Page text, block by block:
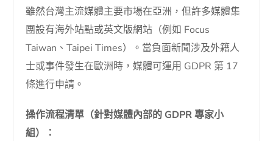
雖然台灣主流媒體主要市場在亞洲，但許多媒體集
團設有海外站點或英文版網站（例如 Focus
Taiwan、Taipei Times）。當負面新聞涉及外籍人
士或事件發生在歐洲時，媒體可運用 GDPR 第 17
條進行申請。
操作流程清單（針對媒體內部的 GDPR 專家小
組）：